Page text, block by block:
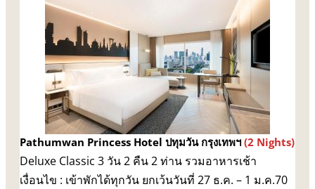
Pathumwan Princess Hotel ปทุมวัน กรุงเทพฯ (2 Nights)
Deluxe Classic 3 วัน 2 คืน 2 ท่าน รวมอาหารเช้า
เงื่อนไข : เข้าพักได้ทุกวัน ยกเว้นวันที่ 27 ธ.ค. – 1 ม.ค.70